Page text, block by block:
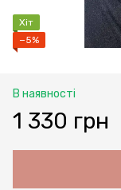
Хіт
−5%
В наявності
1 330 грн